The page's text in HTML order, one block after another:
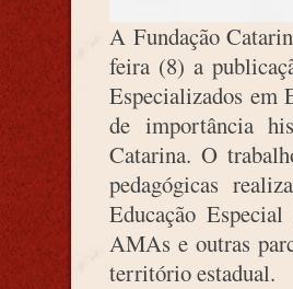
A Fundação
feira (8) a
Especializados em
de importância
Catarina. O
pedagógicas
Educação
AMAs e outras
território estadual.